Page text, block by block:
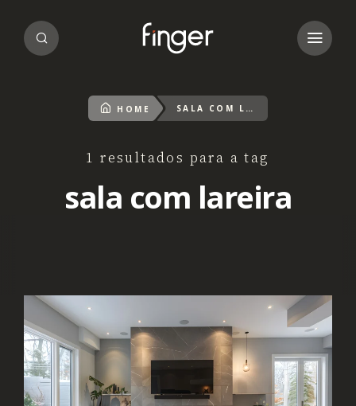
HOME SALA COM LAREIRA
1 resultados para a tag
sala com lareira